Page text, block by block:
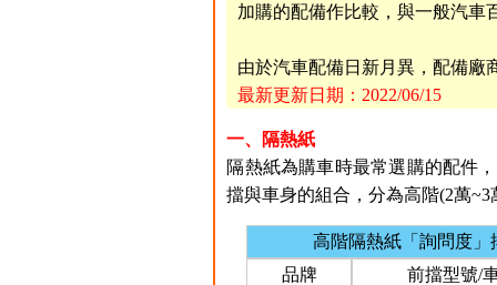
加購的配備作比較，與一般汽車
由於汽車配備日新月異，配備廠
最新更新日期：2022/06/15
一、隔熱紙
隔熱紙為購車時最常選購的配件
擋與車身的組合，分為高階(2萬
高階隔熱紙「詢問度」
品牌
前擋型號/